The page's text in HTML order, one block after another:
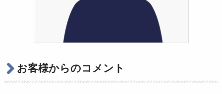
お客様からのコメント